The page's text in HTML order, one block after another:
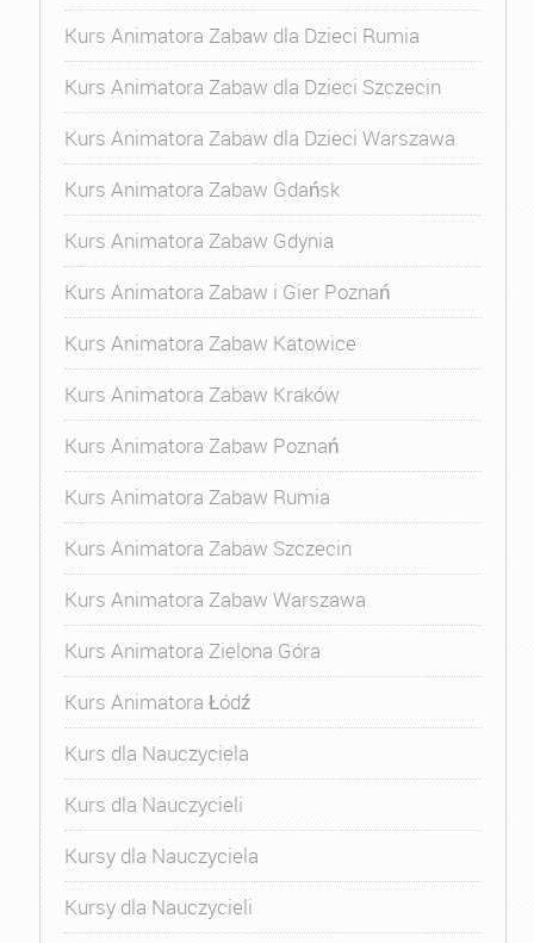
Kurs Animatora Zabaw dla Dzieci Rumia
Kurs Animatora Zabaw dla Dzieci Szczecin
Kurs Animatora Zabaw dla Dzieci Warszawa
Kurs Animatora Zabaw Gdańsk
Kurs Animatora Zabaw Gdynia
Kurs Animatora Zabaw i Gier Poznań
Kurs Animatora Zabaw Katowice
Kurs Animatora Zabaw Kraków
Kurs Animatora Zabaw Poznań
Kurs Animatora Zabaw Rumia
Kurs Animatora Zabaw Szczecin
Kurs Animatora Zabaw Warszawa
Kurs Animatora Zielona Góra
Kurs Animatora Łódź
Kurs dla Nauczyciela
Kurs dla Nauczycieli
Kursy dla Nauczyciela
Kursy dla Nauczycieli